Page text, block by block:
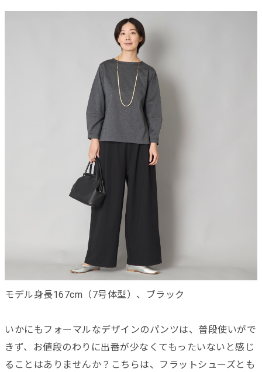
モデル身長167cm（7号体型）、ブラック
いかにもフォーマルなデザインのパンツは、普段使いがで
きず、お値段のわりに出番が少なくてもったいないと感じ
ることはありませんか？こちらは、フラットシューズとも